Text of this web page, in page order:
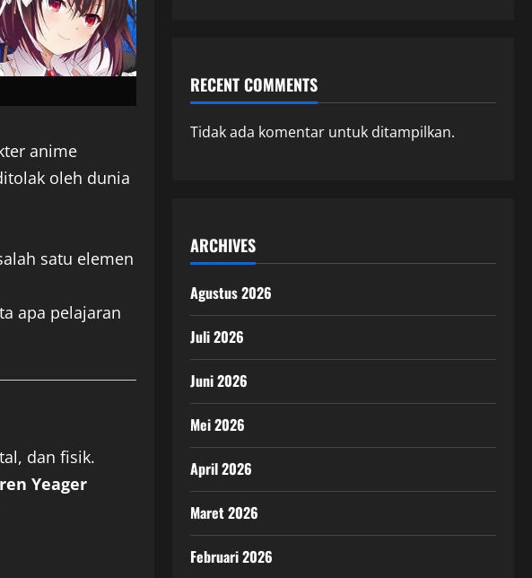
anime
oleh dunia
satu elemen
apa pelajaran
dan fisik.
Yeager
RECENT COMMENTS
Tidak ada komentar untuk ditampilkan.
ARCHIVES
Agustus 2026
Juli 2026
Juni 2026
Mei 2026
April 2026
Maret 2026
Februari 2026